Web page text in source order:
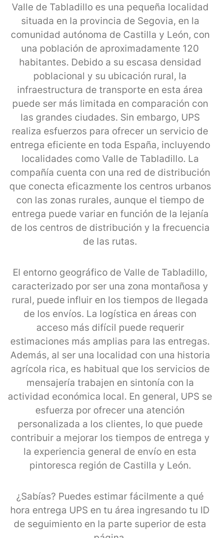
Valle de Tabladillo es una pequeña localidad
situada en la provincia de Segovia, en la
comunidad autónoma de Castilla y León, con
una población de aproximadamente 120
habitantes. Debido a su escasa densidad
poblacional y su ubicación rural, la
infraestructura de transporte en esta área
puede ser más limitada en comparación con
las grandes ciudades. Sin embargo, UPS
realiza esfuerzos para ofrecer un servicio de
entrega eficiente en toda España, incluyendo
localidades como Valle de Tabladillo. La
compañía cuenta con una red de distribución
que conecta eficazmente los centros urbanos
con las zonas rurales, aunque el tiempo de
entrega puede variar en función de la lejanía
de los centros de distribución y la frecuencia
de las rutas.
El entorno geográfico de Valle de Tabladillo,
caracterizado por ser una zona montañosa y
rural, puede influir en los tiempos de llegada
de los envíos. La logística en áreas con
acceso más difícil puede requerir
estimaciones más amplias para las entregas.
Además, al ser una localidad con una historia
agrícola rica, es habitual que los servicios de
mensajería trabajen en sintonía con la
actividad económica local. En general, UPS se
esfuerza por ofrecer una atención
personalizada a los clientes, lo que puede
contribuir a mejorar los tiempos de entrega y
la experiencia general de envío en esta
pintoresca región de Castilla y León.
¿Sabías? Puedes estimar fácilmente a qué
hora entrega UPS en tu área ingresando tu ID
de seguimiento en la parte superior de esta